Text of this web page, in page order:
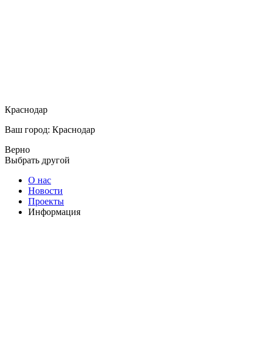
Краснодар
Ваш город: Краснодар
Верно
Выбрать другой
О нас
Новости
Проекты
Информация